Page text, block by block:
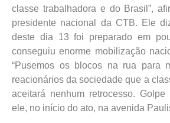
classe trabalhadora e do Brasil”,
presidente nacional da CTB. Ele
deste dia 13 foi preparado em
conseguiu enorme mobilização
“Pusemos os blocos na rua para
reacionários da sociedade que a
aceitará nenhum retrocesso. Golpe
ele, no início do ato, na avenida